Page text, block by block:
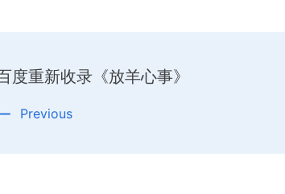
度重新收录《放羊心事》
Previous